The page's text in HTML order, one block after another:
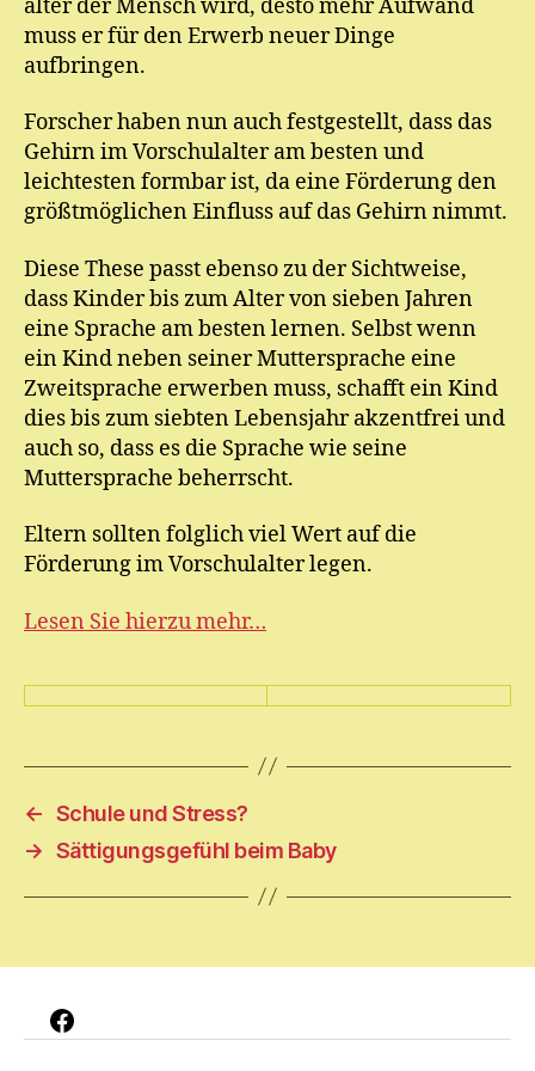
älter der Mensch wird, desto mehr Aufwand
muss er für den Erwerb neuer Dinge
aufbringen.
Forscher haben nun auch festgestellt, dass das
Gehirn im Vorschulalter am besten und
leichtesten formbar ist, da eine Förderung den
größtmöglichen Einfluss auf das Gehirn nimmt.
Diese These passt ebenso zu der Sichtweise,
dass Kinder bis zum Alter von sieben Jahren
eine Sprache am besten lernen. Selbst wenn
ein Kind neben seiner Muttersprache eine
Zweitsprache erwerben muss, schafft ein Kind
dies bis zum siebten Lebensjahr akzentfrei und
auch so, dass es die Sprache wie seine
Muttersprache beherrscht.
Eltern sollten folglich viel Wert auf die
Förderung im Vorschulalter legen.
Lesen Sie hierzu mehr…
← Schule und Stress?
→ Sättigungsgefühl beim Baby
Facebook